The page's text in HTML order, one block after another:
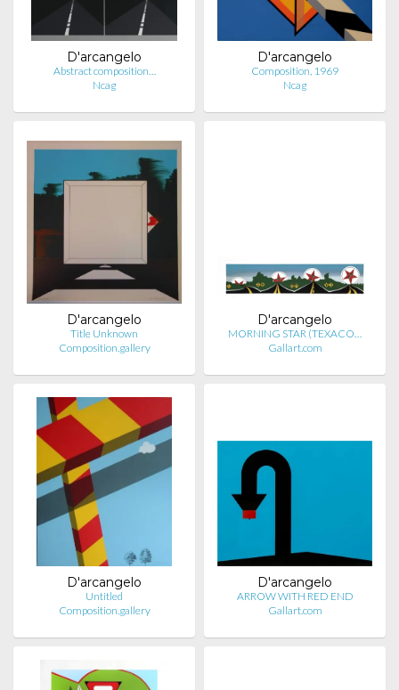
D'arcangelo
Abstract composition…
Ncag
D'arcangelo
Composition, 1969
Ncag
D'arcangelo
Title Unknown
Composition.gallery
D'arcangelo
MORNING STAR (TEXACO…
Gallart.com
D'arcangelo
Untitled
Composition.gallery
D'arcangelo
ARROW WITH RED END
Gallart.com